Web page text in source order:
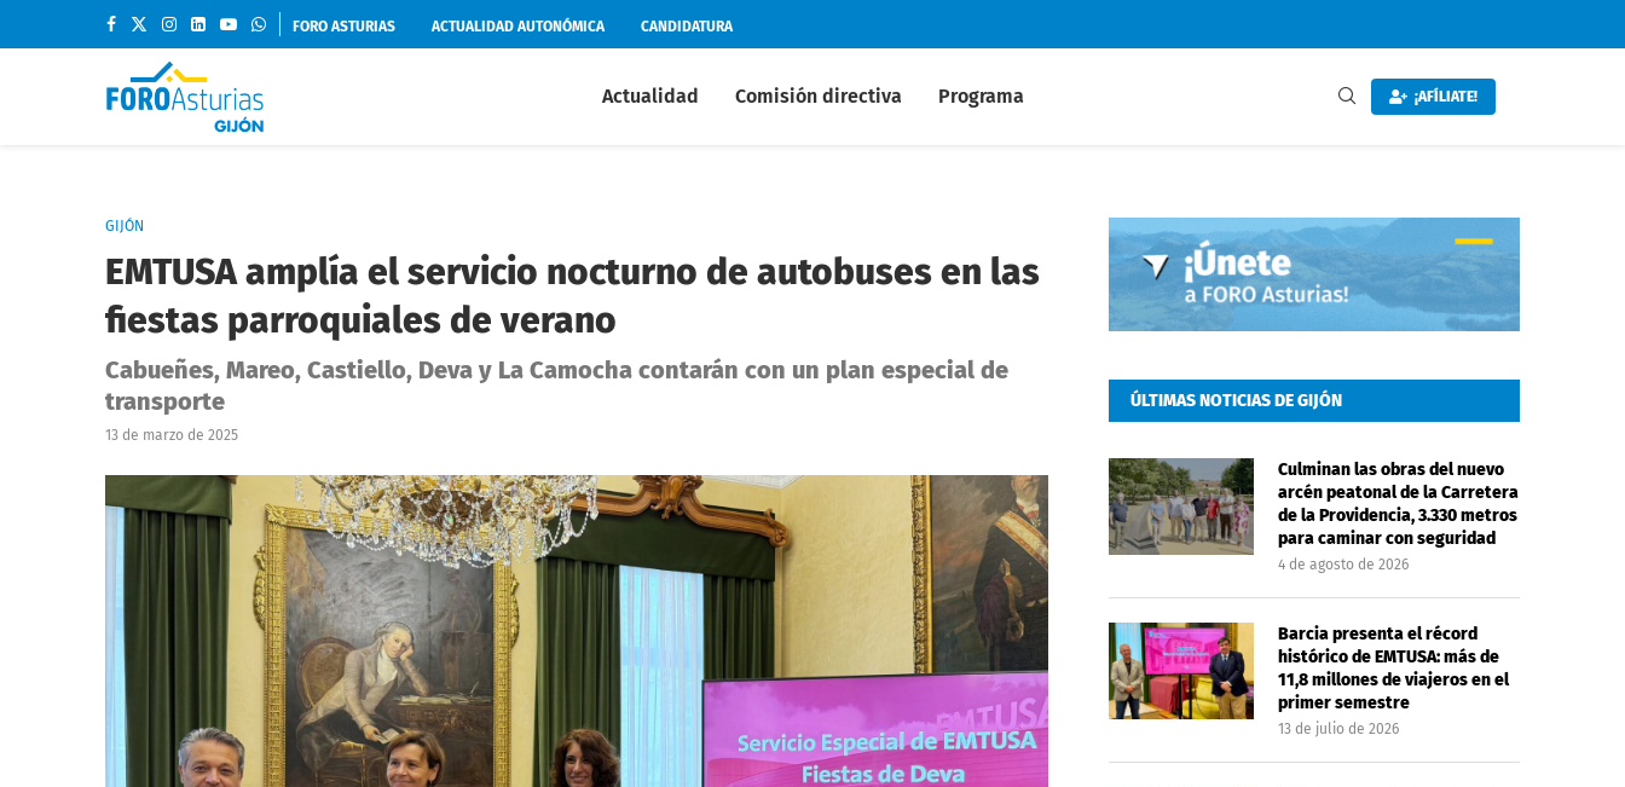
FORO ASTURIAS ACTUALIDAD AUTONÓMICA CANDIDATURA
Actualidad Comisión directiva Programa ¡AFÍLIATE!
GIJÓN
EMTUSA amplía el servicio nocturno de autobuses en las
fiestas parroquiales de verano
Cabueñes, Mareo, Castiello, Deva y La Camocha contarán con un plan especial de
transporte
13 de marzo de 2025
ÚLTIMAS NOTICIAS DE GIJÓN
Culminan las obras del nuevo
arcén peatonal de la Carretera
de la Providencia, 3.330 metros
para caminar con seguridad
4 de agosto de 2026
Barcia presenta el récord
histórico de EMTUSA: más de
11,8 millones de viajeros en el
primer semestre
13 de julio de 2026